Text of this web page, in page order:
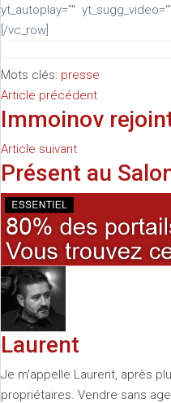
yt_autoplay=""
[/vc_row]
Mots clés: presse
Article précédent
Immoinov
Article suivant
Présent au
Laurent
Je m'appelle Laurent, après
propriétaires. Vendre sans